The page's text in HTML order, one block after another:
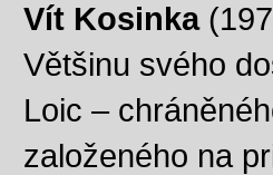
Vít Kosinka
Většinu svého
Loic –
založeného na